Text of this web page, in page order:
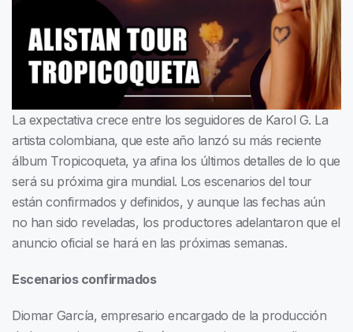
La expectativa crece entre los seguidores de Karol G. La
artista colombiana, que este año lanzó su más reciente
álbum Tropicoqueta, ya afina los últimos detalles de lo que
será su próxima gira mundial. Los escenarios del tour
están confirmados y definidos, y aunque las fechas aún
no han sido reveladas, los productores adelantaron que el
anuncio oficial se hará en las próximas semanas.
Escenarios confirmados
Diomar García, empresario encargado de la producción